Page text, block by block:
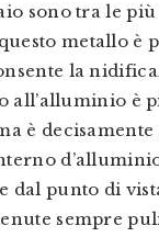
sono tra le
metallo è
la
all’alluminio è
è
dal punto di
sempre